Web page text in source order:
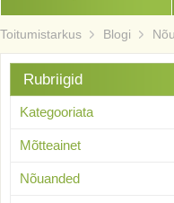
Toitumistarkus Blogi
Rubriigid
Kategooriata
Mõtteainet
Nõuanded